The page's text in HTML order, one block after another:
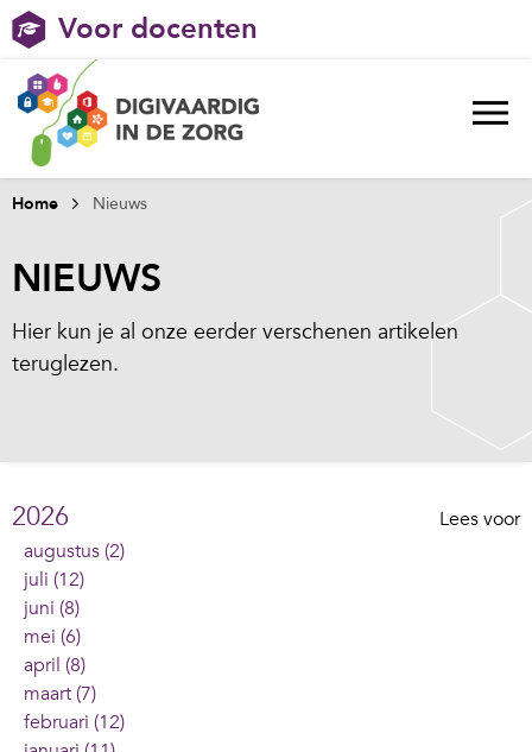
Voor docenten
Home Nieuws
NIEUWS
Hier kun je al onze eerder verschenen artikelen
teruglezen.
Lees voor
2026
augustus (2)
juli (12)
juni (8)
mei (6)
april (8)
maart (7)
februari (12)